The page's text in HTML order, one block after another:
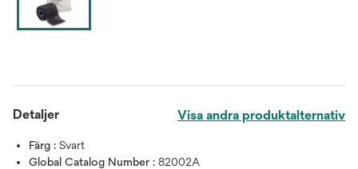
Detaljer Visa andra produktalternativ
Färg : Svart
Global Catalog Number : 82002A